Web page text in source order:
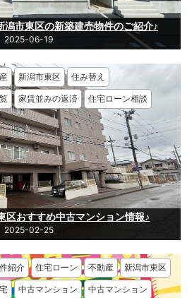
潟市東区の新築建売物件のご紹介♪
2025-06-19
新潟市東区 住み替え
家賃並みの返済 住宅ローン相談
区おすすめ中古マンション情報♪
2025-02-25
紹介 住宅ローン 不動産 新潟市東区
中古マンション 中古マンション